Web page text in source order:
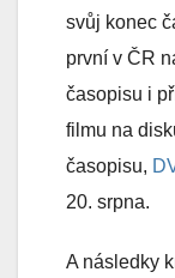
svůj konec
první v ČR
časopisu i
filmu na
časopisu,
20. srpna.
A následky